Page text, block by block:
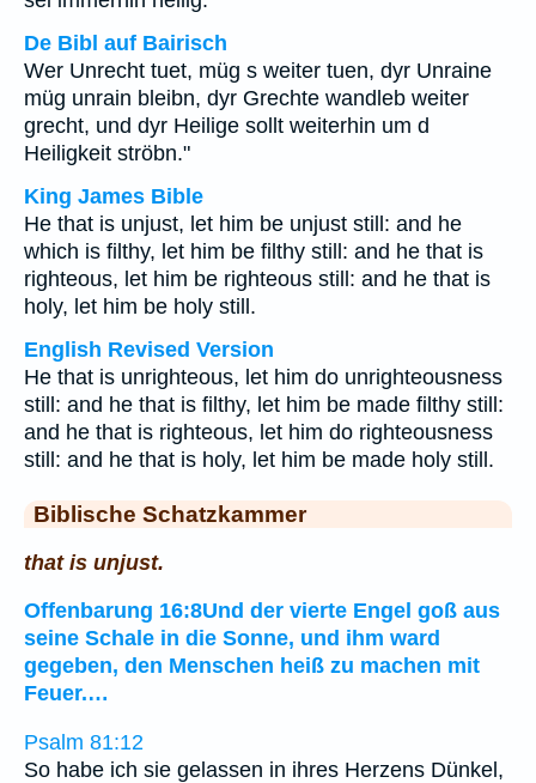
De Bibl auf Bairisch
Wer Unrecht tuet, müg s weiter tuen, dyr Unraine
müg unrain bleibn, dyr Grechte wandleb weiter
grecht, und dyr Heilige sollt weiterhin um d
Heiligkeit ströbn."
King James Bible
He that is unjust, let him be unjust still: and he
which is filthy, let him be filthy still: and he that is
righteous, let him be righteous still: and he that is
holy, let him be holy still.
English Revised Version
He that is unrighteous, let him do unrighteousness
still: and he that is filthy, let him be made filthy still:
and he that is righteous, let him do righteousness
still: and he that is holy, let him be made holy still.
Biblische Schatzkammer
that is unjust.
Offenbarung 16:8Und der vierte Engel goß aus
seine Schale in die Sonne, und ihm ward
gegeben, den Menschen heiß zu machen mit
Feuer.…
Psalm 81:12
So habe ich sie gelassen in ihres Herzens Dünkel,